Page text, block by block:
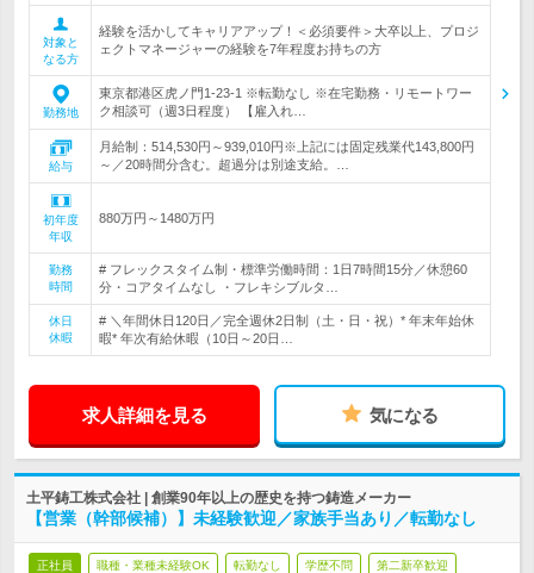
対象と
なる方
経験を活かしてキャリアアップ！＜必須要件＞大卒以上、プロジ
ェクトマネージャーの経験を7年程度お持ちの方
勤務地
東京都港区虎ノ門1-23-1 ※転勤なし ※在宅勤務・リモートワー
ク相談可（週3日程度） 【雇入れ…
給与
月給制：514,530円～939,010円※上記には固定残業代143,800円
～／20時間分含む。超過分は別途支給。…
初年度
年収
880万円～1480万円
勤務
時間
# フレックスタイム制・標準労働時間：1日7時間15分／休憩60
分・コアタイムなし ・フレキシブルタ…
休日
休暇
# ＼年間休日120日／完全週休2日制（土・日・祝）* 年末年始休
暇* 年次有給休暇（10日～20日…
求人詳細を見る 気になる
土平鋳工株式会社 | 創業90年以上の歴史を持つ鋳造メーカー
【営業（幹部候補）】未経験歓迎／家族手当あり／転勤なし
正社員 職種・業種未経験OK 転勤なし 学歴不問 第二新卒歓迎